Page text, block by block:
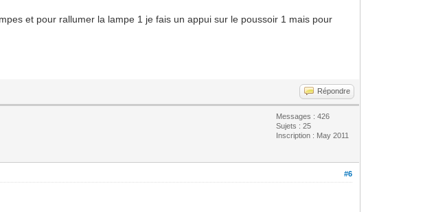
et pour rallumer la lampe 1 je fais un appui sur le poussoir 1 mais pour
Répondre
Messages : 426
Sujets : 25
Inscription : May 2011
#6